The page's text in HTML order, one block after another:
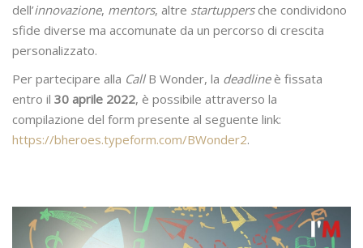
dell’innovazione, mentors, altre startuppersche condividono
sfide diverse ma accomunate da un percorso di crescita
personalizzato.
Per partecipare alla CallB Wonder, la deadlineè fissata
entro il 30 aprile 2022, è possibile attraverso la
compilazione del form presente al seguente link:
https://bheroes.typeform.com/BWonder2.